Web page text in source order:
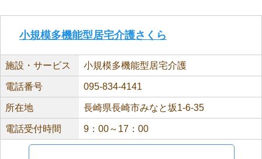
小規模多機能型居宅介護さくら
施設・サービス 小規模多機能型居宅介護
電話番号 095-834-4141
所在地 長崎県長崎市みなと坂1-6-35
電話受付時間 9：00～17：00